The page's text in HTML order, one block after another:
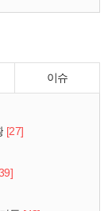
이슈
[27]